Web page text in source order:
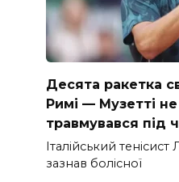
Десята ракетка
Римі — Музетті
травмувався під
Італійський
зазнав болісної